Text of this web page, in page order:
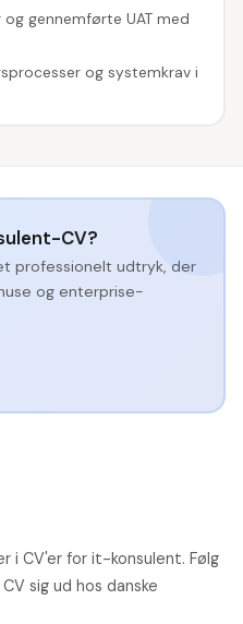
gennemførte UAT med
og systemkrav i
CV?
professionelt udtryk, der
og enterprise-
i CV'er for it-konsulent. Følg
sig ud hos danske